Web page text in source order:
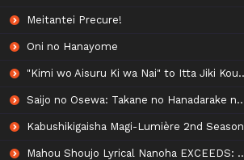
Meitantei Precure!
Oni no Hanayome
"Kimi wo Aisuru Ki wa Nai" to Itta Jiki Koushaku-sama ga Nazeka Dekiai shitekimasu
Saijo no Osewa: Takane no Hanadarake na Meimonkou de, Gakuin Ichi no Ojousama (Seikatsu Nouryoku Kaimu) wo Kagenagara Osewa suru Koto ni Narimashita
Kabushikigaisha Magi-Lumière 2nd Season
Mahou Shoujo Lyrical Nanoha EXCEEDS: Gun Blaze Vengeance